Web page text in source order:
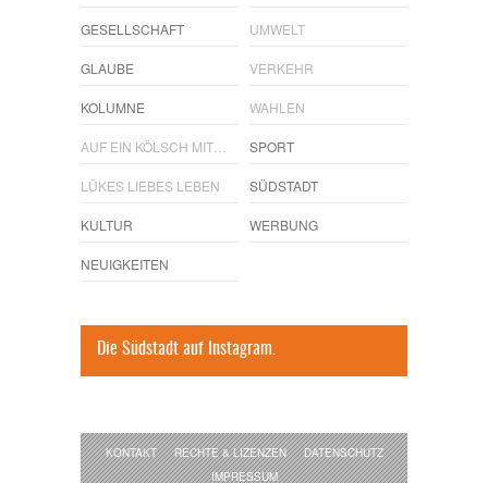
GESELLSCHAFT
GLAUBE
KOLUMNE
AUF EIN KÖLSCH MIT…
LÜKES LIEBES LEBEN
KULTUR
NEUIGKEITEN
UMWELT
VERKEHR
WAHLEN
SPORT
SÜDSTADT
WERBUNG
Die Südstadt auf Instagram.
KONTAKT RECHTE & LIZENZEN
DATENSCHUTZ
IMPRESSUM